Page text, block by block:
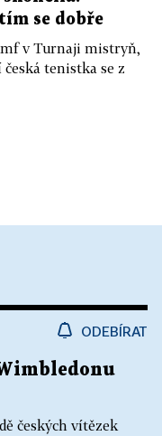
se dobře
v Turnaji mistryň,
tenistka se z
ODEBÍRAT
českých vítězek